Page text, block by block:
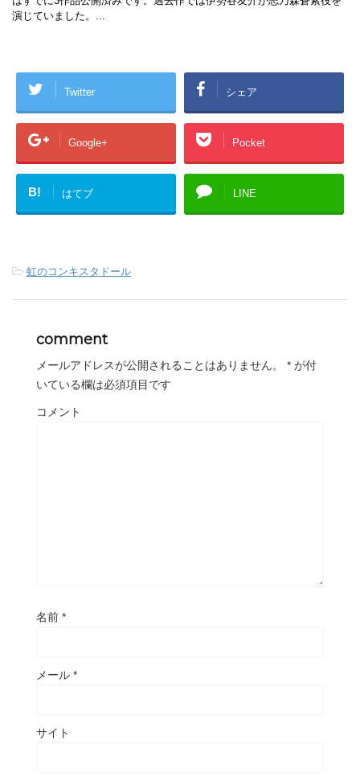
演じていました。...
Twitter シェア
Google+ Pocket
B! はてブ LINE
-虹のコンキスタドール
comment
メールアドレスが公開されることはありません。 * が付
いている欄は必須項目です
コメント
名前 *
メール *
サイト